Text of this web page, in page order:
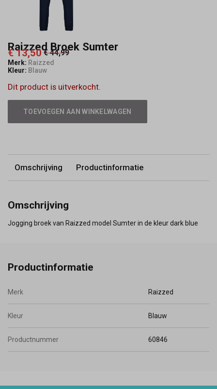
Raizzed Broek Sumter
€ 13,50 € 44,99
Merk: Raizzed
Kleur: Blauw
Dit product is uitverkocht.
TOEVOEGEN AAN WINKELWAGEN
Omschrijving Productinformatie
Omschrijving
Jogging broek van Raizzed model Sumter in de kleur dark blue
Productinformatie
Merk Raizzed
Kleur Blauw
Productnummer 60846